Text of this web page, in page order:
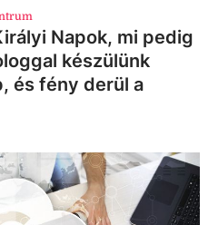
Napok, mi pedig
készülünk
és fény derül a